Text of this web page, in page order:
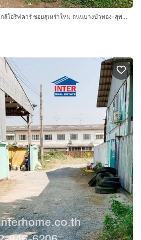
ที่ดินเปล่า 180 ตร.ว. ที่ดิน ใกล้โอรีฟคาร์ ซอยสุเหร่าใหม่ ถนนบางบัวทอง-สุพรรณบุรี ถนนสุเหร่าใหม่ บางบัวทอง นนทบุรี